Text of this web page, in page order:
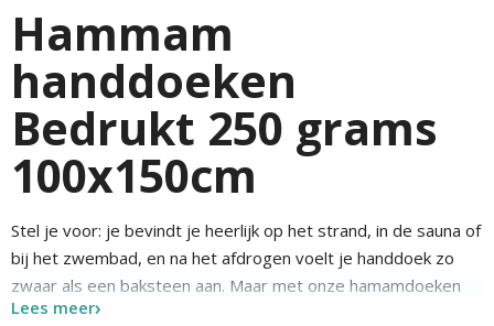
Drinkwaren
Elektronica en gadgets
Eten & drinken
Kleding en caps
Outdoor en vrije tijd
Paraplu's
Custom made sokken als relatiegeschenk
Custom made promotiematerialen op maat
JBL
Samsonite
Sony
Nespresso
Chupa Chups
Brievenbuspakketten
Koningsdag
Pakketten voor elke gelegenheid
Pasen
Verjaardagen
Voetbal, EK en WK
Kerstpakketten
Keuzekado
Kerstgadgets
Kerstverpakkingen
Kerstballen
Kerstknuffels
Hammam
handdoeken
Bedrukt 250 grams
100x150cm
Stel je voor: je bevindt je heerlijk op het strand, in de sauna of
bij het zwembad, en na het afdrogen voelt je handdoek zo
zwaar als een baksteen aan. Maar met onze hamamdoeken
wordt dit verleden tijd. Ideaal voor de zomer, want ze zijn
Lees meer